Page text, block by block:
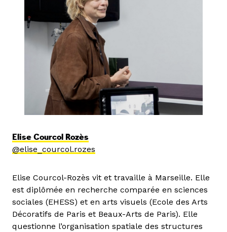
Elise Courcol Rozès
@elise_courcol.rozes
Elise Courcol-Rozès vit et travaille à Marseille. Elle
est diplômée en recherche comparée en sciences
sociales (EHESS) et en arts visuels (Ecole des Arts
Décoratifs de Paris et Beaux-Arts de Paris). Elle
questionne l’organisation spatiale des structures